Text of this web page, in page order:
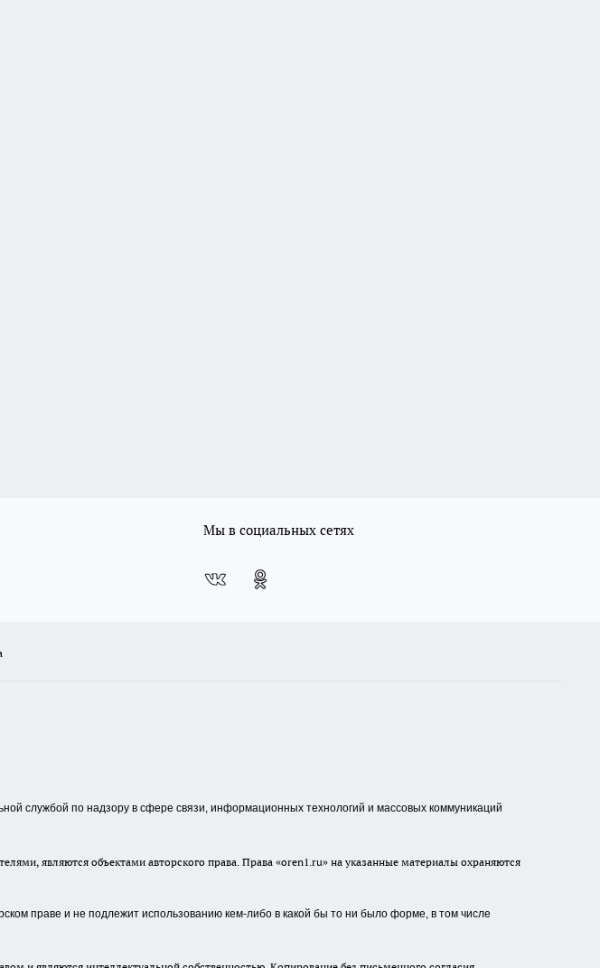
Мы в социальных сетях
службой по надзору в сфере связи, информационных технологий и массовых коммуникаций
являются объектами авторского права. Права «oren1.ru» на указанные материалы охраняются
праве и не подлежит использованию кем-либо в какой бы то ни было форме, в том числе